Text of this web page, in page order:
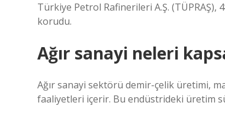
Türkiye Petrol Rafinerileri A.Ş.
korudu.
Ağır sanayi neleri
Ağır sanayi sektörü demir-çelik üretimi,
faaliyetleri içerir. Bu endüstrideki üretim